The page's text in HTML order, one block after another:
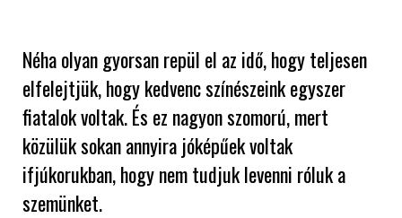
Néha olyan gyorsan repül el az idő, hogy teljesen
elfelejtjük, hogy kedvenc színészeink egyszer
fiatalok voltak. És ez nagyon szomorú, mert
közülük sokan annyira jóképűek voltak
ifjúkorukban, hogy nem tudjuk levenni róluk a
szemünket.